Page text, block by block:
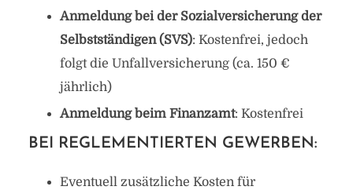
Anmeldung bei der Sozialversicherung der
Selbstständigen (SVS): Kostenfrei, jedoch
folgt die Unfallversicherung (ca. 150 €
jährlich)
Anmeldung beim Finanzamt: Kostenfrei
BEI REGLEMENTIERTEN GEWERBEN:
Eventuell zusätzliche Kosten für